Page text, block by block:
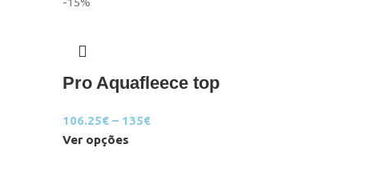
Pro Aquafleece top
106.25€ – 135€
Ver opções